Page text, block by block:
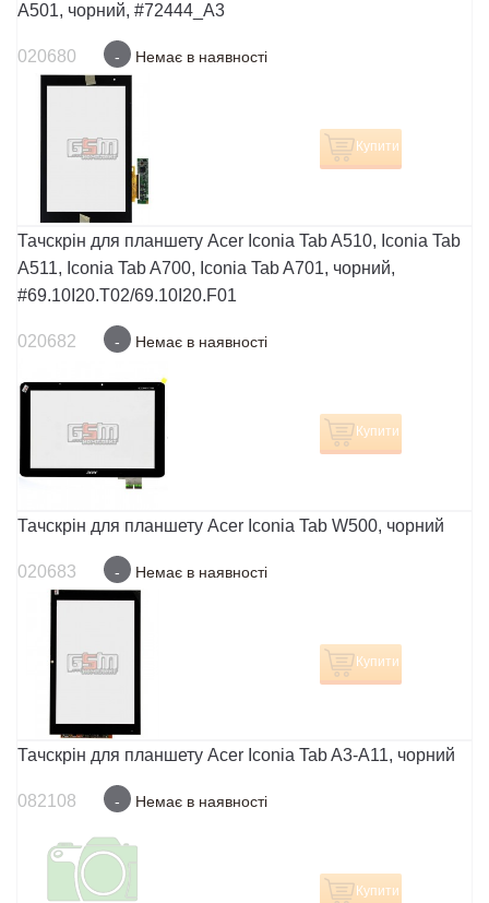
A501, чорний, #72444_A3
020680 - Немає в наявності
Купити
Тачскрін для планшету Acer Iconia Tab A510, Iconia Tab
A511, Iconia Tab A700, Iconia Tab A701, чорний,
#69.10I20.T02/69.10I20.F01
020682 - Немає в наявності
Купити
Тачскрін для планшету Acer Iconia Tab W500, чорний
020683 - Немає в наявності
Купити
Тачскрін для планшету Acer Iconia Tab A3-A11, чорний
082108 - Немає в наявності
Купити